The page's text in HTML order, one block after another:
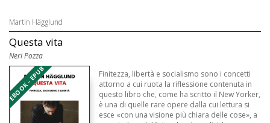
Martin Hägglund
Questa vita
Neri Pozza
EBOOK - EPUB
Finitezza, libertà e socialismo sono i concetti
attorno a cui ruota la riflessione contenuta in
questo libro che, come ha scritto il New Yorker,
è una di quelle rare opere dalla cui lettura si
esce «con una visione più chiara delle cose», a